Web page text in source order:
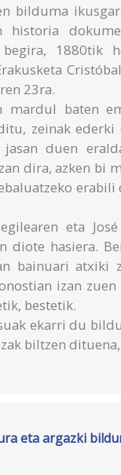
bilduma
historia
1880tik
23ra.
baten
zeinak ederki
duen
dira, azken bi
eta
diote hasiera.
bainuari atxiki
izan zuen
bestetik.
ekarri du
biltzen
eta argazki